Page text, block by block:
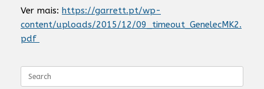
Ver mais: https://garrett.pt/wp-
content/uploads/2015/12/09_timeout_GenelecMK2.
pdf
for: